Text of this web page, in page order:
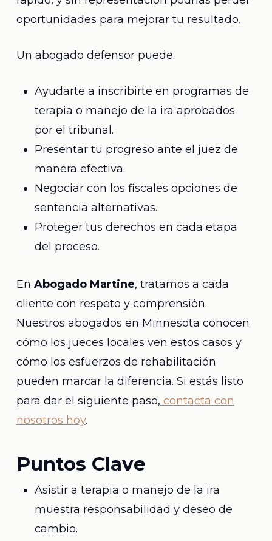
oportunidades para mejorar tu resultado.
Un abogado defensor puede:
Ayudarte a inscribirte en programas de
terapia o manejo de la ira aprobados
por el tribunal.
Presentar tu progreso ante el juez de
manera efectiva.
Negociar con los fiscales opciones de
sentencia alternativas.
Proteger tus derechos en cada etapa
del proceso.
En Abogado Martine, tratamos a cada
cliente con respeto y comprensión.
Nuestros abogados en Minnesota conocen
cómo los jueces locales ven estos casos y
cómo los esfuerzos de rehabilitación
pueden marcar la diferencia. Si estás listo
para dar el siguiente paso, contacta con
nosotros hoy.
Puntos Clave
Asistir a terapia o manejo de la ira
muestra responsabilidad y deseo de
cambio.